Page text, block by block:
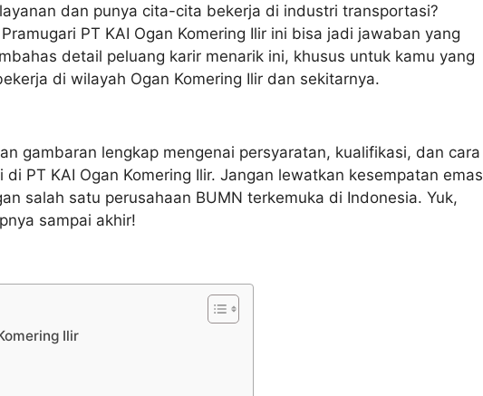
dan punya cita-cita bekerja di industri transportasi?
PT KAI Ogan Komering Ilir ini bisa jadi jawaban yang
detail peluang karir menarik ini, khusus untuk kamu yang
di wilayah Ogan Komering Ilir dan sekitarnya.
gambaran lengkap mengenai persyaratan, kualifikasi, dan cara
di PT KAI Ogan Komering Ilir. Jangan lewatkan kesempatan emas
salah satu perusahaan BUMN terkemuka di Indonesia. Yuk,
sampai akhir!
Ilir